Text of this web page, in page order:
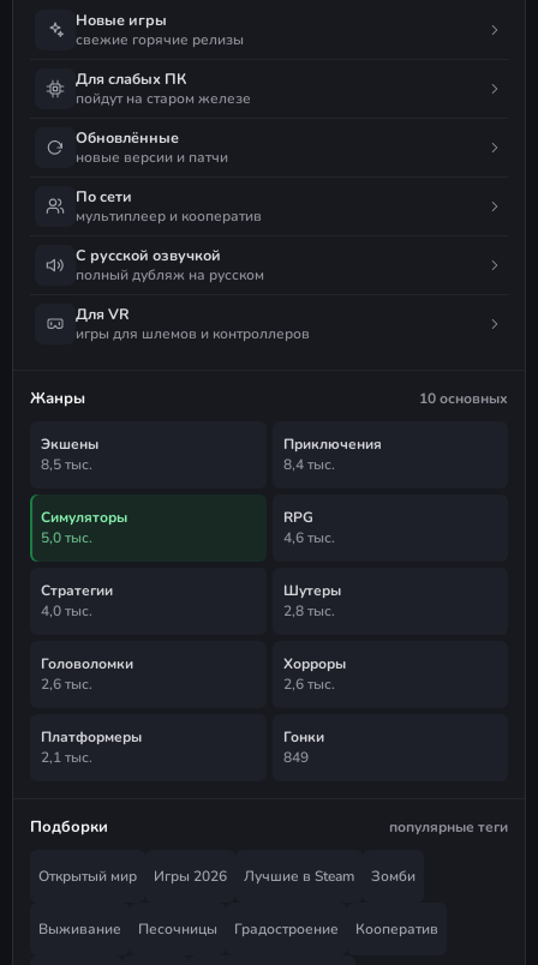
Новые игры
свежие горячие релизы
Для слабых ПК
пойдут на старом железе
Обновлённые
новые версии и патчи
По сети
мультиплеер и кооператив
С русской озвучкой
полный дубляж на русском
Для VR
игры для шлемов и контроллеров
Жанры 10 основных
Экшены
8,5 тыс.
Приключения
8,4 тыс.
Симуляторы
5,0 тыс.
RPG
4,6 тыс.
Стратегии
4,0 тыс.
Шутеры
2,8 тыс.
Головоломки
2,6 тыс.
Хорроры
2,6 тыс.
Платформеры
2,1 тыс.
Гонки
849
Подборки популярные теги
Открытый мир Игры 2026 Лучшие в Steam Зомби
Выживание Песочницы Градостроение Кооператив